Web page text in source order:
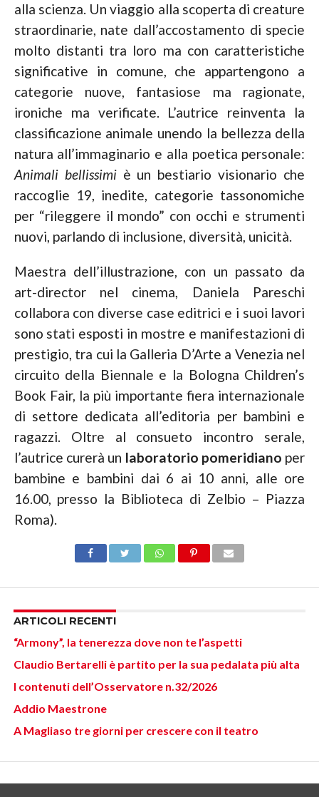
alla scienza. Un viaggio alla scoperta di creature
straordinarie, nate dall’accostamento di specie
molto distanti tra loro ma con caratteristiche
significative in comune, che appartengono a
categorie nuove, fantasiose ma ragionate,
ironiche ma verificate. L’autrice reinventa la
classificazione animale unendo la bellezza della
natura all’immaginario e alla poetica personale:
Animali bellissimi è un bestiario visionario che
raccoglie 19, inedite, categorie tassonomiche
per “rileggere il mondo” con occhi e strumenti
nuovi, parlando di inclusione, diversità, unicità.
Maestra dell’illustrazione, con un passato da
art-director nel cinema, Daniela Pareschi
collabora con diverse case editrici e i suoi lavori
sono stati esposti in mostre e manifestazioni di
prestigio, tra cui la Galleria D’Arte a Venezia nel
circuito della Biennale e la Bologna Children’s
Book Fair, la più importante fiera internazionale
di settore dedicata all’editoria per bambini e
ragazzi. Oltre al consueto incontro serale,
l’autrice curerà un laboratorio pomeridiano per
bambine e bambini dai 6 ai 10 anni, alle ore
16.00, presso la Biblioteca di Zelbio – Piazza
Roma).
ARTICOLI RECENTI
“Armony”, la tenerezza dove non te l’aspetti
Claudio Bertarelli è partito per la sua pedalata più alta
I contenuti dell’Osservatore n.32/2026
Addio Maestrone
A Magliaso tre giorni per crescere con il teatro